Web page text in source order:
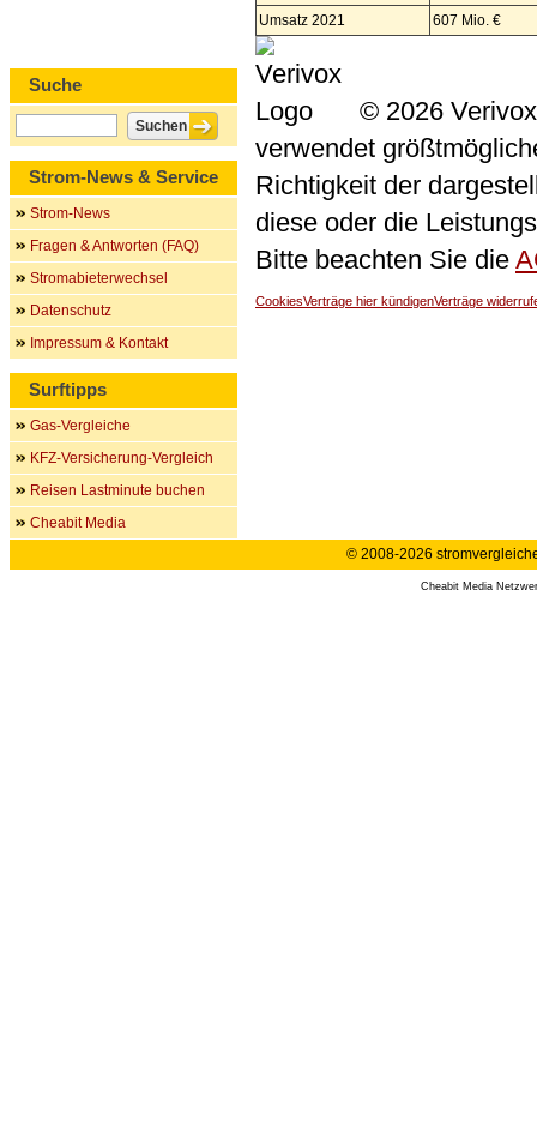
Umsatz 2021
607 Mio. €
© 2026
verwendet
Richtigkeit der
diese oder die
Bitte beachten Sie die
CookiesVerträge hier kündigenVerträge
Suche
Strom-News & Service
Strom-News
Fragen & Antworten (FAQ)
Stromabieterwechsel
Datenschutz
Impressum & Kontakt
Surftipps
Gas-Vergleiche
KFZ-Versicherung-Vergleich
Reisen Lastminute buchen
Cheabit Media
© 2008-2026
Cheabit Media